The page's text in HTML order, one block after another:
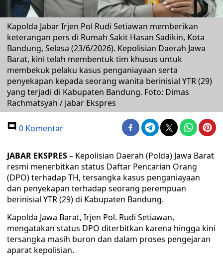
Kapolda Jabar Irjen Pol Rudi Setiawan memberikan
keterangan pers di Rumah Sakit Hasan Sadikin, Kota
Bandung, Selasa (23/6/2026). Kepolisian Daerah Jawa
Barat, kini telah membentuk tim khusus untuk
membekuk pelaku kasus penganiayaan serta
penyekapan kepada seorang wanita berinisial YTR (29)
yang terjadi di Kabupaten Bandung. Foto: Dimas
Rachmatsyah / Jabar Ekspres
0 Komentar
JABAR EKSPRES– Kepolisian Daerah (Polda) Jawa Barat
resmi menerbitkan status Daftar Pencarian Orang
(DPO) terhadap TH, tersangka kasus penganiayaan
dan penyekapan terhadap seorang perempuan
berinisial YTR (29) di Kabupaten Bandung.
Kapolda Jawa Barat, Irjen Pol. Rudi Setiawan,
mengatakan status DPO diterbitkan karena hingga kini
tersangka masih buron dan dalam proses pengejaran
aparat kepolisian.